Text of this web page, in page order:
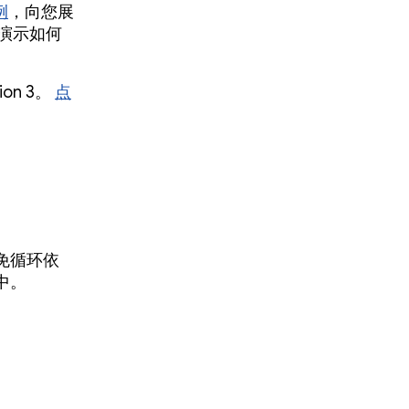
，向您展
示如何
3。 点
循环依
。